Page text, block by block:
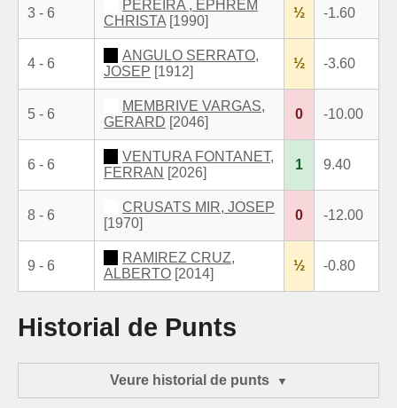
3 - 6
PEREIRA , EPHREM
CHRISTA [1990]
½ -1.60
4 - 6
ANGULO SERRATO,
JOSEP [1912]
½ -3.60
5 - 6
MEMBRIVE VARGAS,
GERARD [2046]
0 -10.00
6 - 6
VENTURA FONTANET,
FERRAN [2026]
1 9.40
8 - 6
CRUSATS MIR, JOSEP
[1970]
0 -12.00
9 - 6
RAMIREZ CRUZ,
ALBERTO [2014]
½ -0.80
Historial de Punts
Veure historial de punts